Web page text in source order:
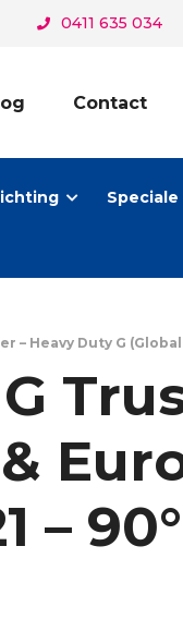
0411 635 034
Contact
– Heavy Duty G
–